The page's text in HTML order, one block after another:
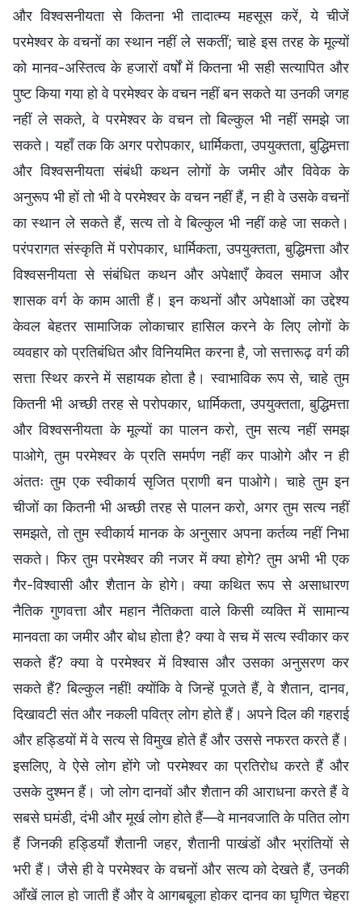
और विश्वसनीयता से कितना भी तादात्म्य महसूस करें, ये चीजें
परमेश्वर के वचनों का स्थान नहीं ले सकतीं; चाहे इस तरह के मूल्यों
को मानव-अस्तित्व के हजारों वर्षों में कितना भी सही सत्यापित और
पुष्ट किया गया हो वे परमेश्वर के वचन नहीं बन सकते या उनकी जगह
नहीं ले सकते, वे परमेश्वर के वचन तो बिल्कुल भी नहीं समझे जा
सकते। यहाँ तक कि अगर परोपकार, धार्मिकता, उपयुक्तता, बुद्धिमत्ता
और विश्वसनीयता संबंधी कथन लोगों के जमीर और विवेक के
अनुरूप भी हों तो भी वे परमेश्वर के वचन नहीं हैं, न ही वे उसके वचनों
का स्थान ले सकते हैं, सत्य तो वे बिल्कुल भी नहीं कहे जा सकते।
परंपरागत संस्कृति में परोपकार, धार्मिकता, उपयुक्तता, बुद्धिमत्ता और
विश्वसनीयता से संबंधित कथन और अपेक्षाएँ केवल समाज और
शासक वर्ग के काम आती हैं। इन कथनों और अपेक्षाओं का उद्देश्य
केवल बेहतर सामाजिक लोकाचार हासिल करने के लिए लोगों के
व्यवहार को प्रतिबंधित और विनियमित करना है, जो सत्तारूढ़ वर्ग की
सत्ता स्थिर करने में सहायक होता है। स्वाभाविक रूप से, चाहे तुम
कितनी भी अच्छी तरह से परोपकार, धार्मिकता, उपयुक्तता, बुद्धिमत्ता
और विश्वसनीयता के मूल्यों का पालन करो, तुम सत्य नहीं समझ
पाओगे, तुम परमेश्वर के प्रति समर्पण नहीं कर पाओगे और न ही
अंततः तुम एक स्वीकार्य सृजित प्राणी बन पाओगे। चाहे तुम इन
चीजों का कितनी भी अच्छी तरह से पालन करो, अगर तुम सत्य नहीं
समझते, तो तुम स्वीकार्य मानक के अनुसार अपना कर्तव्य नहीं निभा
सकते। फिर तुम परमेश्वर की नजर में क्या होगे? तुम अभी भी एक
गैर-विश्वासी और शैतान के होगे। क्या कथित रूप से असाधारण
नैतिक गुणवत्ता और महान नैतिकता वाले किसी व्यक्ति में सामान्य
मानवता का जमीर और बोध होता है? क्या वे सच में सत्य स्वीकार कर
सकते हैं? क्या वे परमेश्वर में विश्वास और उसका अनुसरण कर
सकते हैं? बिल्कुल नहीं! क्योंकि वे जिन्हें पूजते हैं, वे शैतान, दानव,
दिखावटी संत और नकली पवित्र लोग होते हैं। अपने दिल की गहराई
और हड्डियों में वे सत्य से विमुख होते हैं और उससे नफरत करते हैं।
इसलिए, वे ऐसे लोग होंगे जो परमेश्वर का प्रतिरोध करते हैं और
उसके दुश्मन हैं। जो लोग दानवों और शैतान की आराधना करते हैं वे
सबसे घमंडी, दंभी और मूर्ख लोग होते हैं—वे मानवजाति के पतित लोग
हैं जिनकी हड्डियाँ शैतानी जहर, शैतानी पाखंडों और भ्रांतियों से
भरी हैं। जैसे ही वे परमेश्वर के वचनों और सत्य को देखते हैं, उनकी
आँखें लाल हो जाती हैं और वे आगबबूला होकर दानव का घृणित चेहरा